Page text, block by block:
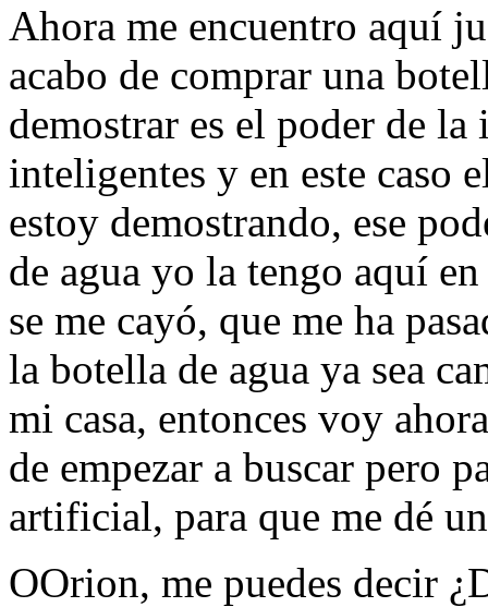
Ahora me encuentro aquí
acabo de comprar una
demostrar es el poder de
inteligentes y en este caso
estoy demostrando, ese
de agua yo la tengo aquí
se me cayó, que me ha
la botella de agua ya sea
mi casa, entonces voy
de empezar a buscar pero
artificial, para que me dé
OOrion, me puedes decir